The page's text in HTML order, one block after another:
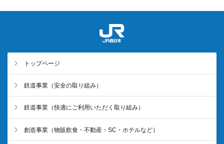
トップページ
鉄道事業 （安全の取り組み）
鉄道事業 （快適にご利用いただく取り組み）
創造事業 （物販飲食・不動産・SC・ホテルなど）